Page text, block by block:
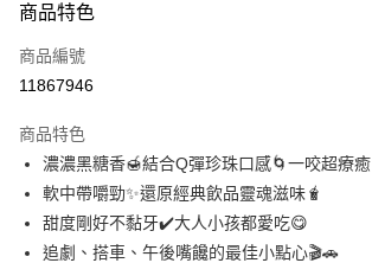
全家線上支付
運送方式
全家取貨付款
每筆NT$40，滿NT$390(含以上)免運費
常溫-付款後全家取貨
每筆NT$40，滿NT$390(含以上)免運費
商品特色
商品編號
11867946
商品特色
濃濃黑糖香🍯結合Q彈珍珠口感🌀一咬超療癒
軟中帶嚼勁✨還原經典飲品靈魂滋味🧋
甜度剛好不黏牙✔️大人小孩都愛吃😋
追劇、搭車、午後嘴饞的最佳小點心🎬🚗